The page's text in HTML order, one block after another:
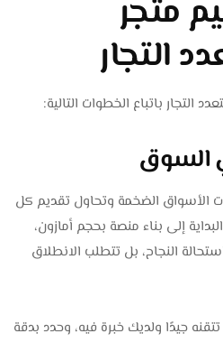
متجر
التجار
التجار باتباع الخطوات التالية:
السوق
الأسواق الضخمة وتحاول تقديم كل
إلى بناء منصة بحجم أمازون،
النجاح، بل تتطلب الانطلاق
جيدًا ولديك خبرة فيه، وحدد بدقة